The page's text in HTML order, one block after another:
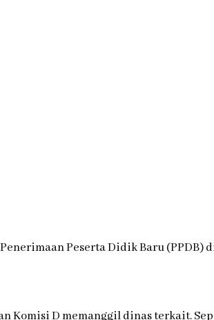
Peserta Didik Baru (PPDB)
Komisi D memanggil dinas terkait.